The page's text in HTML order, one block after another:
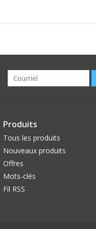
Produits
Tous les produits
Nouveaux produits
Offres
Mots-clés
Fil RSS